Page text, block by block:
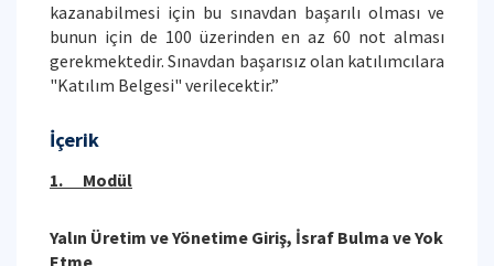
kazanabilmesi için bu sınavdan başarılı olması ve
bunun için de 100 üzerinden en az 60 not alması
gerekmektedir. Sınavdan başarısız olan katılımcılara
"Katılım Belgesi" verilecektir.”
İçerik
1. Modül
Yalın Üretim ve Yönetime Giriş, İsraf Bulma ve Yok
Etme